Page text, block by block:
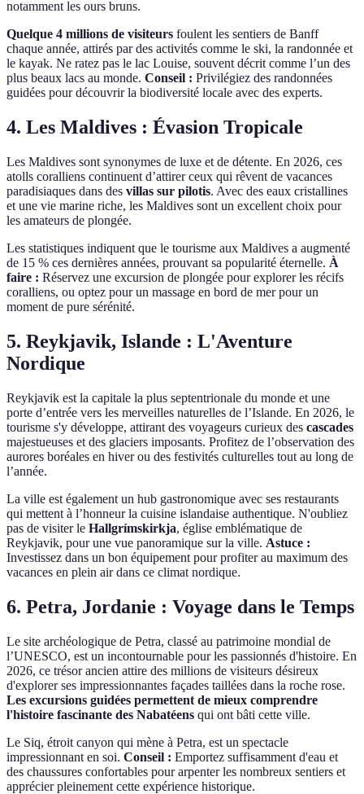
notamment les ours bruns.
Quelque 4 millions de visiteurs foulent les sentiers de Banff
chaque année, attirés par des activités comme le ski, la randonnée et
le kayak. Ne ratez pas le lac Louise, souvent décrit comme l’un des
plus beaux lacs au monde. Conseil : Privilégiez des randonnées
guidées pour découvrir la biodiversité locale avec des experts.
4. Les Maldives : Évasion Tropicale
Les Maldives sont synonymes de luxe et de détente. En 2026, ces
atolls coralliens continuent d’attirer ceux qui rêvent de vacances
paradisiaques dans des villas sur pilotis. Avec des eaux cristallines
et une vie marine riche, les Maldives sont un excellent choix pour
les amateurs de plongée.
Les statistiques indiquent que le tourisme aux Maldives a augmenté
de 15 % ces dernières années, prouvant sa popularité éternelle. À
faire : Réservez une excursion de plongée pour explorer les récifs
coralliens, ou optez pour un massage en bord de mer pour un
moment de pure sérénité.
5. Reykjavik, Islande : L'Aventure
Nordique
Reykjavik est la capitale la plus septentrionale du monde et une
porte d’entrée vers les merveilles naturelles de l’Islande. En 2026, le
tourisme s'y développe, attirant des voyageurs curieux des cascades
majestueuses et des glaciers imposants. Profitez de l’observation des
aurores boréales en hiver ou des festivités culturelles tout au long de
l’année.
La ville est également un hub gastronomique avec ses restaurants
qui mettent à l’honneur la cuisine islandaise authentique. N'oubliez
pas de visiter le Hallgrímskirkja, église emblématique de
Reykjavik, pour une vue panoramique sur la ville. Astuce :
Investissez dans un bon équipement pour profiter au maximum des
vacances en plein air dans ce climat nordique.
6. Petra, Jordanie : Voyage dans le Temps
Le site archéologique de Petra, classé au patrimoine mondial de
l’UNESCO, est un incontournable pour les passionnés d'histoire. En
2026, ce trésor ancien attire des millions de visiteurs désireux
d'explorer ses impressionnantes façades taillées dans la roche rose.
Les excursions guidées permettent de mieux comprendre
l'histoire fascinante des Nabatéens qui ont bâti cette ville.
Le Siq, étroit canyon qui mène à Petra, est un spectacle
impressionnant en soi. Conseil : Emportez suffisamment d'eau et
des chaussures confortables pour arpenter les nombreux sentiers et
apprécier pleinement cette expérience historique.